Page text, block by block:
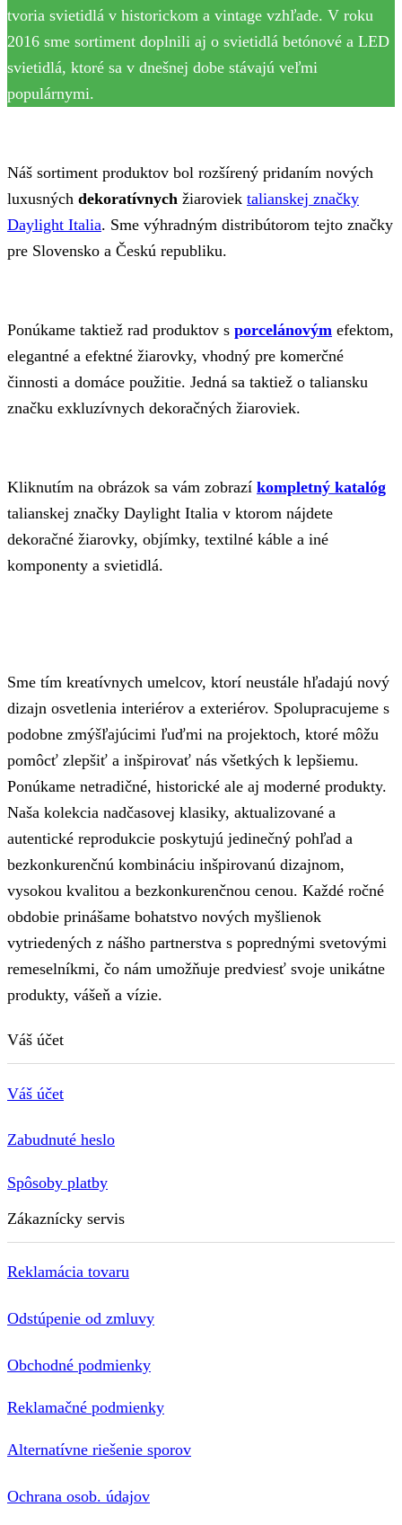
tvoria svietidlá v historickom a vintage vzhľade. V roku
2016 sme sortiment doplnili aj o svietidlá betónové a LED
svietidlá, ktoré sa v dnešnej dobe stávajú veľmi
populárnymi.
Náš sortiment produktov bol rozšírený pridaním nových
luxusných dekoratívnych žiaroviek talianskej značky
Daylight Italia. Sme výhradným distribútorom tejto značky
pre Slovensko a Českú republiku.
Ponúkame taktiež rad produktov s porcelánovým efektom,
elegantné a efektné žiarovky, vhodný pre komerčné
činnosti a domáce použitie. Jedná sa taktiež o taliansku
značku exkluzívnych dekoračných žiaroviek.
Kliknutím na obrázok sa vám zobrazí kompletný katalóg
talianskej značky Daylight Italia v ktorom nájdete
dekoračné žiarovky, objímky, textilné káble a iné
komponenty a svietidlá.
Sme tím kreatívnych umelcov, ktorí neustále hľadajú nový
dizajn osvetlenia interiérov a exteriérov. Spolupracujeme s
podobne zmýšľajúcimi ľuďmi na projektoch, ktoré môžu
pomôcť zlepšiť a inšpirovať nás všetkých k lepšiemu.
Ponúkame netradičné, historické ale aj moderné produkty.
Naša kolekcia nadčasovej klasiky, aktualizované a
autentické reprodukcie poskytujú jedinečný pohľad a
bezkonkurenčnú kombináciu inšpirovanú dizajnom,
vysokou kvalitou a bezkonkurenčnou cenou. Každé ročné
obdobie prinášame bohatstvo nových myšlienok
vytriedených z nášho partnerstva s poprednými svetovými
remeselníkmi, čo nám umožňuje predviesť svoje unikátne
produkty, vášeň a vízie.
Váš účet
Váš účet
Zabudnuté heslo
Spôsoby platby
Zákaznícky servis
Reklamácia tovaru
Odstúpenie od zmluvy
Obchodné podmienky
Reklamačné podmienky
Alternatívne riešenie sporov
Ochrana osob. údajov